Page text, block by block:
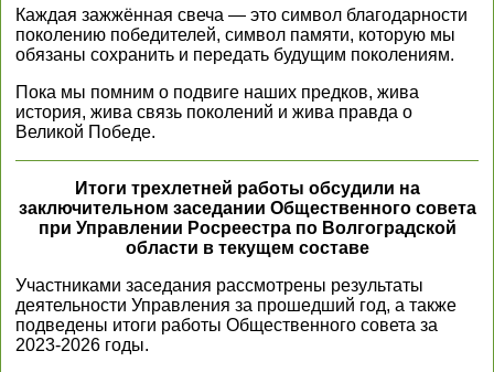
Каждая зажжённая свеча — это символ благодарности
поколению победителей, символ памяти, которую мы
обязаны сохранить и передать будущим поколениям.
Пока мы помним о подвиге наших предков, жива
история, жива связь поколений и жива правда о
Великой Победе.
Итоги трехлетней работы обсудили на
заключительном заседании Общественного совета
при Управлении Росреестра по Волгоградской
области в текущем составе
Участниками заседания рассмотрены результаты
деятельности Управления за прошедший год, а также
подведены итоги работы Общественного совета за
2023-2026 годы.